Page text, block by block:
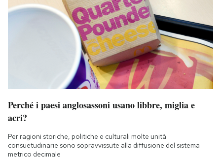
Perché i paesi anglosassoni usano libbre, miglia e
acri?
Per ragioni storiche, politiche e culturali molte unità
consuetudinarie sono sopravvissute alla diffusione del sistema
metrico decimale